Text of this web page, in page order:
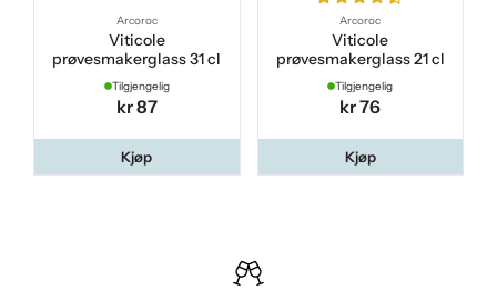
Arcoroc
Viticole
prøvesmakerglass 31 cl
Tilgjengelig
kr 87
Kjøp
Arcoroc
Viticole
prøvesmakerglass 21 cl
Tilgjengelig
kr 76
Kjøp